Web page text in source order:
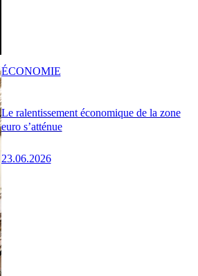
Le ralentissement économique de la zone
euro s’atténue
23.06.2026
ÉCONOMIE